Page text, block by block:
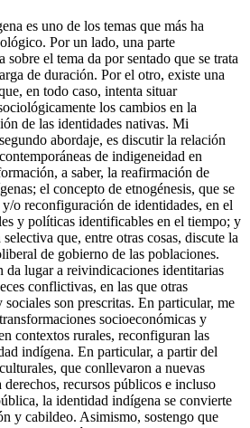
es uno de los temas que más ha
Por un lado, una parte
el tema da por sentado que se trata
de duración. Por el otro, existe una
en todo caso, intenta situar
los cambios en la
de las identidades nativas. Mi
abordaje, es discutir la relación
de indigeneidad en
a saber, la reafirmación de
el concepto de etnogénesis, que se
o reconfiguración de identidades, en el
y políticas identificables en el tiempo; y
que, entre otras cosas, discute la
de gobierno de las poblaciones.
da lugar a reivindicaciones identitarias
conflictivas, en las que otras
son prescritas. En particular, me
socioeconómicas y
contextos rurales, reconfiguran las
indígena. En particular, a partir del
que conllevaron a nuevas
derechos, recursos públicos e incluso
la identidad indígena se convierte
y cabildeo. Asimismo, sostengo que